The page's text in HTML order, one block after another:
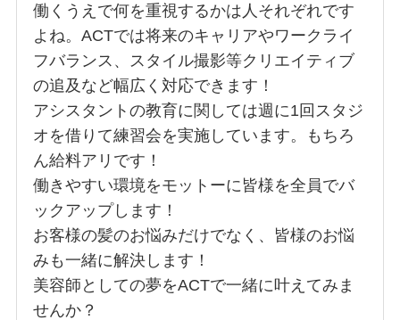
働くうえで何を重視するかは人それぞれです
よね。ACTでは将来のキャリアやワークライ
フバランス、スタイル撮影等クリエイティブ
の追及など幅広く対応できます！
アシスタントの教育に関しては週に1回スタジ
オを借りて練習会を実施しています。もちろ
ん給料アリです！
働きやすい環境をモットーに皆様を全員でバ
ックアップします！
お客様の髪のお悩みだけでなく、皆様のお悩
みも一緒に解決します！
美容師としての夢をACTで一緒に叶えてみま
せんか？